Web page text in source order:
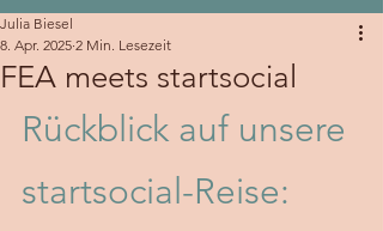
FEA meets startsocial
Julia Biesel
8. Apr. 2025 2 Min. Lesezeit
Rückblick auf unsere
startsocial-Reise: